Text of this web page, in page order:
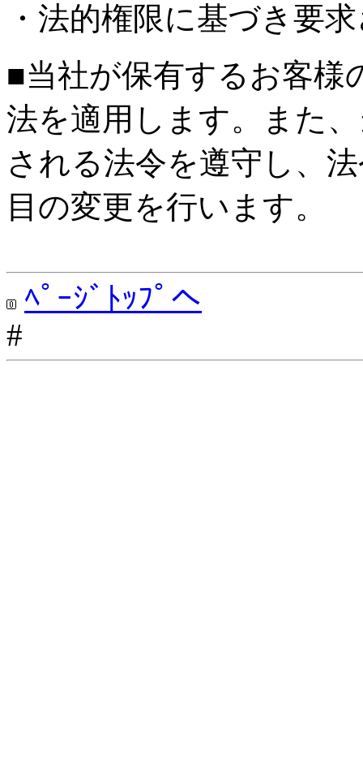
・法的権限に基づき要
■当社が保有するお客様
法を適用します。また
される法令を遵守し、
目の変更を行います。
ﾍﾟｰｼﾞﾄｯﾌﾟへ
#